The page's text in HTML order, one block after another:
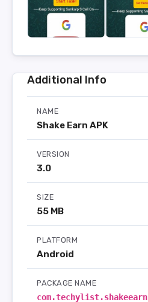
Additional Info
NAME
Shake Earn APK
VERSION
3.0
SIZE
55 MB
PLATFORM
Android
PACKAGE NAME
com.techylist.shakeearn